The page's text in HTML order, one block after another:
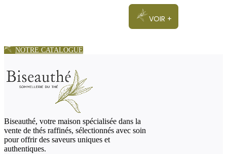
VOIR +
NOTRE CATALOGUE
Biseauthé, votre maison spécialisée dans la
vente de thés raffinés, sélectionnés avec soin
pour offrir des saveurs uniques et
authentiques.